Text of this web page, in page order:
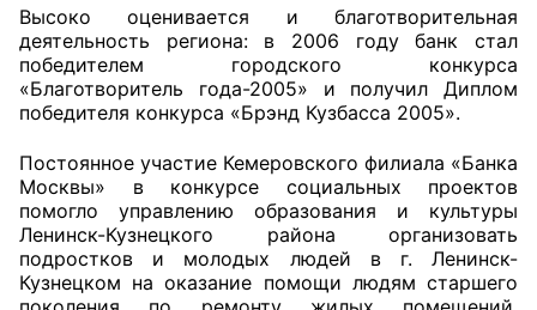
Регламент ОП КО
Кодекс этики ОП КО
Положения
Соглашения
Рекомендации
Высоко оценивается и благотворительная
деятельность региона: в 2006 году банк стал
победителем городского конкурса
«Благотворитель года-2005» и получил Диплом
победителя конкурса «Брэнд Кузбасса 2005».
Постоянное участие Кемеровского филиала «Банка
Москвы» в конкурсе социальных проектов
помогло управлению образования и культуры
Ленинск-Кузнецкого района организовать
подростков и молодых людей в г. Ленинск-
Кузнецком на оказание помощи людям старшего